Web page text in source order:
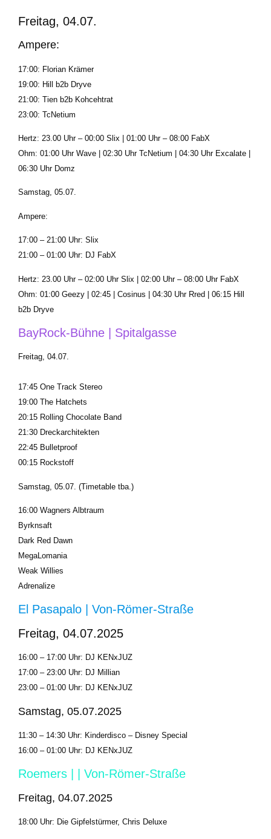
Freitag, 04.07.
Ampere:
17:00: Florian Krämer
19:00: Hill b2b Dryve
21:00: Tien b2b Kohcehtrat
23:00: TcNetium
Hertz: 23.00 Uhr – 00:00 Slix | 01:00 Uhr – 08:00 FabX
Ohm: 01:00 Uhr Wave | 02:30 Uhr TcNetium | 04:30 Uhr Excalate |
06:30 Uhr Domz
Samstag, 05.07.
Ampere:
17:00 – 21:00 Uhr: Slix
21:00 – 01:00 Uhr: DJ FabX
Hertz: 23.00 Uhr – 02:00 Uhr Slix | 02:00 Uhr – 08:00 Uhr FabX
Ohm: 01:00 Geezy | 02:45 | Cosinus | 04:30 Uhr Rred | 06:15 Hill
b2b Dryve
BayRock-Bühne | Spitalgasse
Freitag, 04.07.
17:45 One Track Stereo
19:00 The Hatchets
20:15 Rolling Chocolate Band
21:30 Dreckarchitekten
22:45 Bulletproof
00:15 Rockstoff
Samstag, 05.07. (Timetable tba.)
16:00 Wagners Albtraum
Byrknsaft
Dark Red Dawn
MegaLomania
Weak Willies
Adrenalize
El Pasapalo | Von-Römer-Straße
Freitag, 04.07.2025
16:00 – 17:00 Uhr: DJ KENxJUZ
17:00 – 23:00 Uhr: DJ Millian
23:00 – 01:00 Uhr: DJ KENxJUZ
Samstag, 05.07.2025
11:30 – 14:30 Uhr: Kinderdisco – Disney Special
16:00 – 01:00 Uhr: DJ KENxJUZ
Roemers | | Von-Römer-Straße
Freitag, 04.07.2025
18:00 Uhr: Die Gipfelstürmer, Chris Deluxe